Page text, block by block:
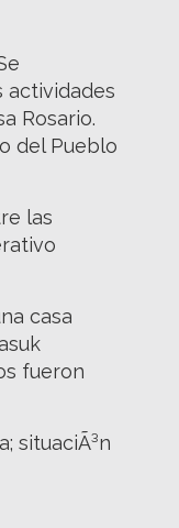
actividades
Rosario.
del Pueblo
las
casa
fueron
situaciÃ³n